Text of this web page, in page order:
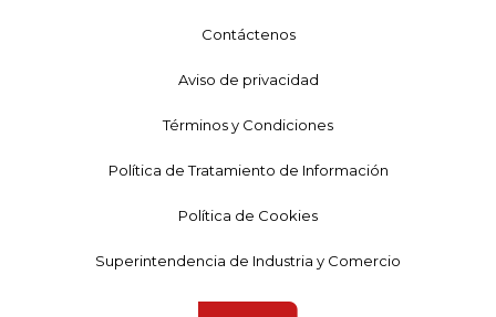
Contáctenos
Aviso de privacidad
Términos y Condiciones
Política de Tratamiento de Información
Política de Cookies
Superintendencia de Industria y Comercio